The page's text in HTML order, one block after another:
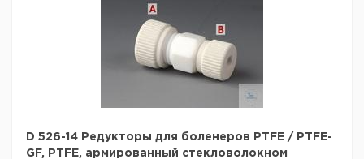
D 526-14 Редукторы для боленеров PTFE / PTFE-
GF, PTFE, армированный стекловолокном